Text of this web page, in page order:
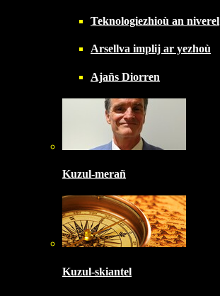
Teknologiezhioù an niverel
Arsellva implij ar yezhoù
Ajañs Diorren
Kuzul-merañ
Kuzul-skiantel